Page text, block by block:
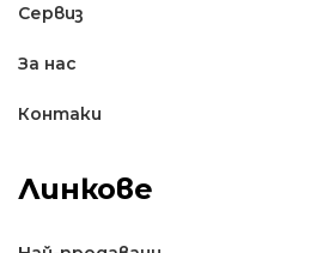
Сервиз
За нас
Контаки
Линкове